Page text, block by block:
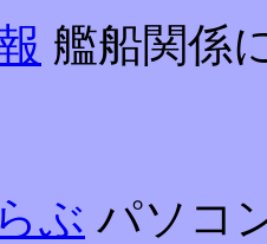
艦船関係
ぶ パソコ